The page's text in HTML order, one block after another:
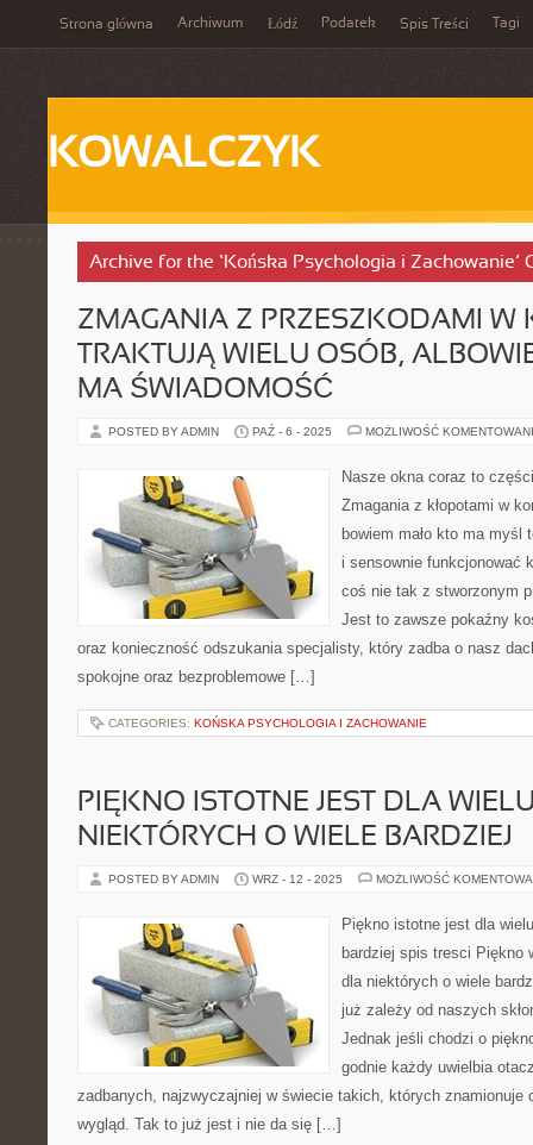
Strona główna Archiwum Łódź Podatek Spis Treści Tagi
KOWALCZYK
Archive for the ‘Końska Psychologia i Zachowanie’
ZMAGANIA Z PRZESZKODAMI W
TRAKTUJĄ WIELU OSÓB,
MA ŚWIADOMOŚĆ
POSTED BY ADMIN PAŹ - 6 - 2025 MOŻLIWOŚĆ
Nasze okna coraz to
Zmagania z kłopotami w
bowiem mało kto ma myśl
i sensownie funkcjonować
coś nie tak z stworzonym
Jest to zawsze pokaźny
oraz konieczność odszukania specjalisty, który zadba o nasz
spokojne oraz bezproblemowe […]
CATEGORIES: KOŃSKA PSYCHOLOGIA I ZACHOWANIE
PIĘKNO ISTOTNE JEST DLA
NIEKTÓRYCH O WIELE BARDZIEJ
POSTED BY ADMIN WRZ - 12 - 2025 MOŻLIWOŚĆ
Piękno istotne jest dla
bardziej spis tresci Piękno
dla niektórych o wiele
już zależy od naszych
Jednak jeśli chodzi o
godnie każdy uwielbia
zadbanych, najzwyczajniej w świecie takich, których znamionuje
wygląd. Tak to już jest i nie da się […]